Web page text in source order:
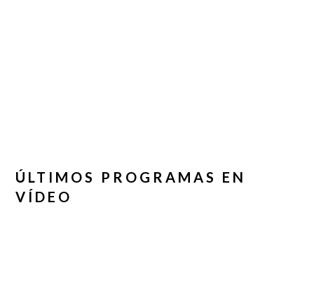
ÚLTIMOS PROGRAMAS EN
VÍDEO